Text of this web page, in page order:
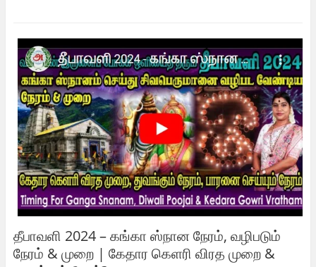
தீபாவளி 2024 – கங்கா ஸ்நான நேரம், வழிபடும்
நேரம் & முறை | கேதார கெளரி விரத முறை &